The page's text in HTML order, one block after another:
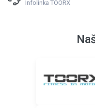
Infolinka TOORX